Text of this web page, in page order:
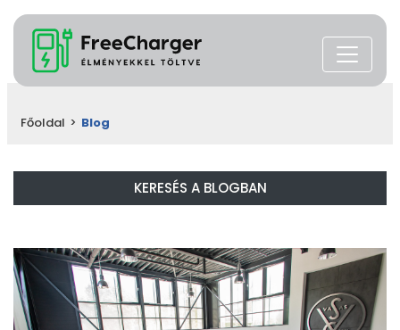
Főoldal > Blog
KERESÉS A BLOGBAN